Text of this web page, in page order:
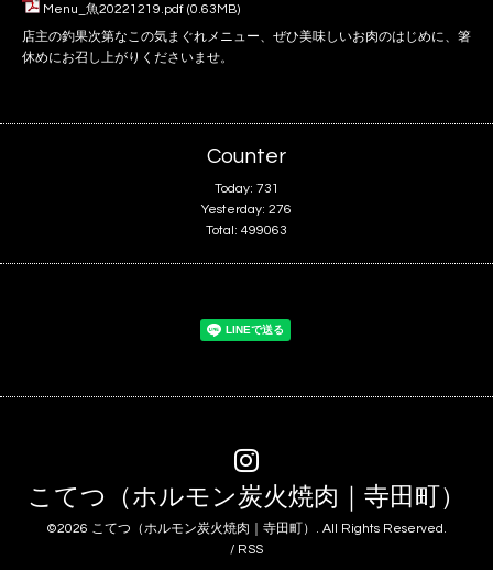
Menu_魚20221219.pdf (0.63MB)
店主の釣果次第なこの気まぐれメニュー、ぜひ美味しいお肉のはじめに、箸
休めにお召し上がりくださいませ。
Counter
Today: 731
Yesterday: 276
Total: 499063
こてつ（ホルモン炭火焼肉｜寺田町）
©2026 こてつ（ホルモン炭火焼肉｜寺田町） . All Rights Reserved.
/ RSS